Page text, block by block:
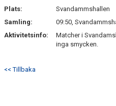
Plats:
Svandammshallen
Samling:
09:50,
Aktivitetsinfo:
Matcher i
inga smycken.
<< Tillbaka